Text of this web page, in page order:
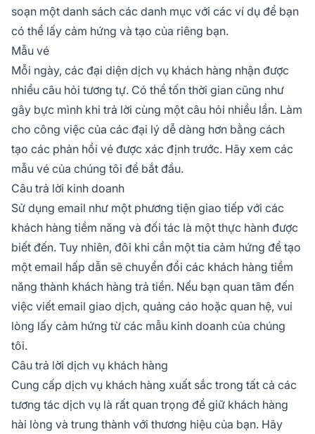
soạn một danh sách các danh mục với các ví dụ để bạn
có thể lấy cảm hứng và tạo của riêng bạn.
Mẫu vé
Mỗi ngày, các đại diện dịch vụ khách hàng nhận được
nhiều câu hỏi tương tự. Có thể tốn thời gian cũng như
gây bực mình khi trả lời cùng một câu hỏi nhiều lần. Làm
cho công việc của các đại lý dễ dàng hơn bằng cách
tạo các phản hồi vé được xác định trước. Hãy xem các
mẫu vé của chúng tôi để bắt đầu.
Câu trả lời kinh doanh
Sử dụng email như một phương tiện giao tiếp với các
khách hàng tiềm năng và đối tác là một thực hành được
biết đến. Tuy nhiên, đôi khi cần một tia cảm hứng để tạo
một email hấp dẫn sẽ chuyển đổi các khách hàng tiềm
năng thành khách hàng trả tiền. Nếu bạn quan tâm đến
việc viết email giao dịch, quảng cáo hoặc quan hệ, vui
lòng lấy cảm hứng từ các mẫu kinh doanh của chúng
tôi.
Câu trả lời dịch vụ khách hàng
Cung cấp dịch vụ khách hàng xuất sắc trong tất cả các
tương tác dịch vụ là rất quan trọng để giữ khách hàng
hài lòng và trung thành với thương hiệu của bạn. Hãy